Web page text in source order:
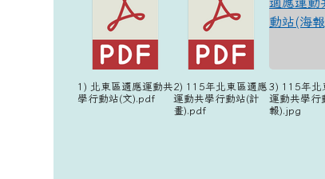
1) 北東區適應運動共
學行動站(文).pdf
2) 115年北東區適應
運動共學行動站(計
畫).pdf
3) 115年北
運動共學行
報).jpg